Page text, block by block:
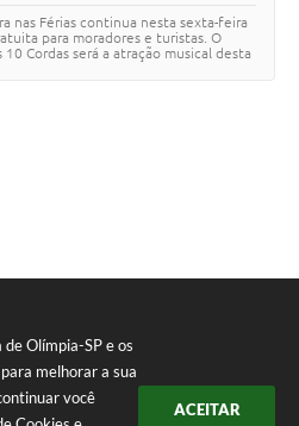
Olímpia-SP e os
melhorar a sua
você
ACEITAR
nas Férias continua nesta sexta-feira
para moradores e turistas. O
Cordas será a atração musical desta